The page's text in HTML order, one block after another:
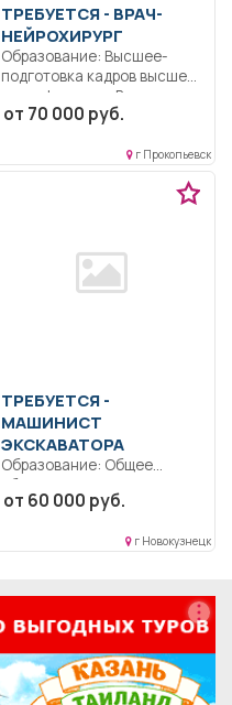
ТРЕБУЕТСЯ - ВРАЧ-
НЕЙРОХИРУРГ
Образование: Высшее-
подготовка кадров высшей
квалификации.. В
соответствии с
от 70 000 руб.
г Прокопьевск
ТРЕБУЕТСЯ -
МАШИНИСТ
ЭКСКАВАТОРА
Образование: Общее
образование.. Строго
соблюдать правила
от 60 000 руб.
г Новокузнецк